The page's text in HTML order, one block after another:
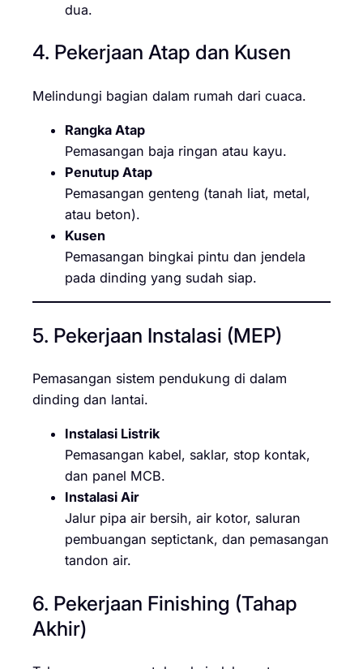
dua.
4. Pekerjaan Atap dan Kusen
Melindungi bagian dalam rumah dari cuaca.
Rangka Atap
Pemasangan baja ringan atau kayu.
Penutup Atap
Pemasangan genteng (tanah liat, metal,
atau beton).
Kusen
Pemasangan bingkai pintu dan jendela
pada dinding yang sudah siap.
5. Pekerjaan Instalasi (MEP)
Pemasangan sistem pendukung di dalam
dinding dan lantai.
Instalasi Listrik
Pemasangan kabel, saklar, stop kontak,
dan panel MCB.
Instalasi Air
Jalur pipa air bersih, air kotor, saluran
pembuangan septictank, dan pemasangan
tandon air.
6. Pekerjaan Finishing (Tahap
Akhir)